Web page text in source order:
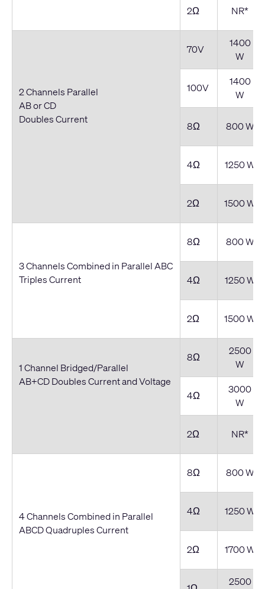
2Ω NR*
2 Channels Parallel
AB or CD
Doubles Current
70V
1400
W
100V
1400
W
8Ω 800 W
4Ω 1250 W
2Ω 1500 W
3 Channels Combined in Parallel ABC
Triples Current
8Ω 800 W
4Ω 1250 W
2Ω 1500 W
1 Channel Bridged/Parallel
AB+CD Doubles Current and Voltage
8Ω
2500
W
4Ω
3000
W
2Ω NR*
4 Channels Combined in Parallel
ABCD Quadruples Current
8Ω 800 W
4Ω 1250 W
2Ω 1700 W
2500